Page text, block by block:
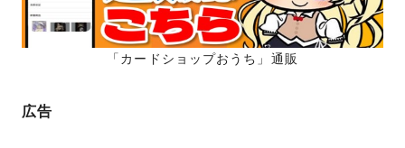
「カードショップおうち」通販
広告